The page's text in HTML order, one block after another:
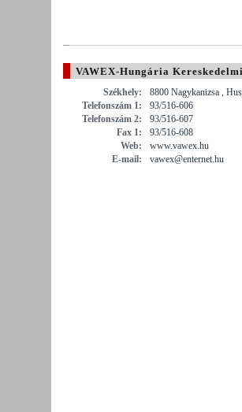
VAWEX-Hungária
Székhely:
8800 Nagykanizsa ,
Telefonszám 1:
93/516-606
Telefonszám 2:
93/516-607
Fax 1:
93/516-608
Web:
www.vawex.hu
E-mail:
vawex@enternet.hu